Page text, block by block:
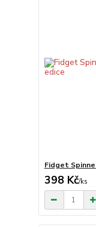
Fidget
398 Kč/ks